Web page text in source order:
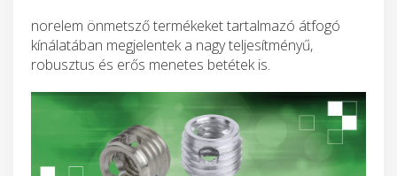
norelem önmetsző termékeket tartalmazó átfogó
kínálatában megjelentek a nagy teljesítményű,
robusztus és erős menetes betétek is.